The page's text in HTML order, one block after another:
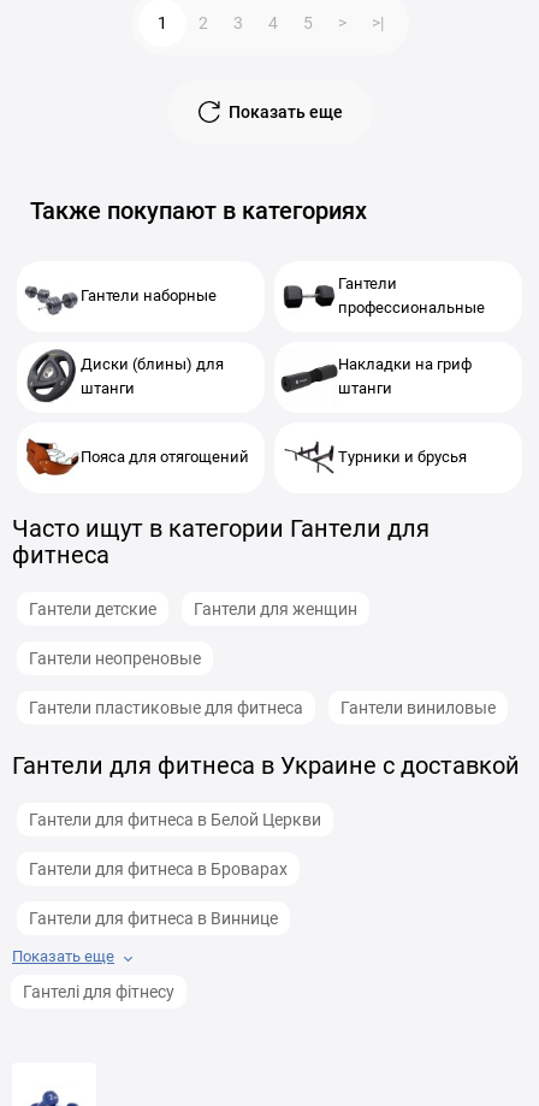
Показать еще
1 2 3 4 5 > >|
Также покупают в категориях
Гантели наборные
Гантели
профессиональные
Диски (блины) для
штанги
Накладки на гриф
штанги
Пояса для отягощений Турники и брусья
Часто ищут в категории Гантели для
фитнеса
Гантели детские Гантели для женщин
Гантели неопреновые
Гантели пластиковые для фитнеса Гантели виниловые
Гантели для фитнеса в Украине с доставкой
Гантели для фитнеса в Белой Церкви
Гантели для фитнеса в Броварах
Гантели для фитнеса в Виннице
Гантели для фитнеса в Днепре
Показать еще
Гантелі для фітнесу